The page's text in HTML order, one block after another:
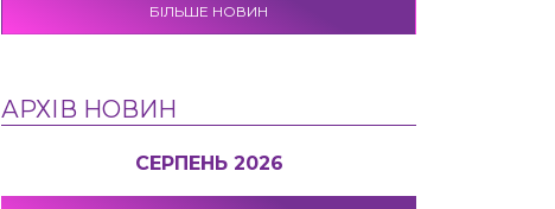
БІЛЬШЕ НОВИН
АРХІВ НОВИН
СЕРПЕНЬ 2026